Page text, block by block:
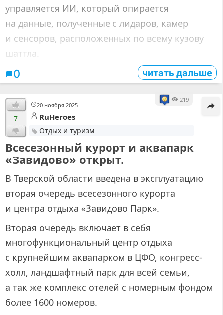
управляется ИИ, который опирается
на данные, полученные с лидаров, камер
и сенсоров, расположенных по всему кузову
шаттла.
0 читать дальше
20 ноября 2025
219
7 RuHeroes
Отдых и туризм
Всесезонный курорт и аквапарк
«Завидово» открыт.
В Тверской области введена в эксплуатацию
вторая очередь всесезонного курорта
и центра отдыха «Завидово Парк».
Вторая очередь включает в себя
многофункциональный центр отдыха
с крупнейшим аквапарком в ЦФО, конгресс-
холл, ландшафтный парк для всей семьи,
а так же комплекс отелей с номерным фондом
более 1600 номеров.